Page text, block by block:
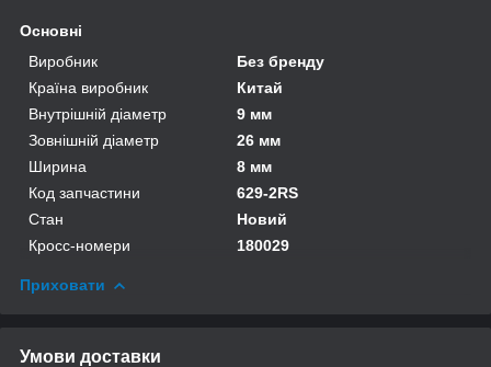
Основні
Виробник
Без бренду
Країна виробник
Китай
Внутрішній діаметр
9 мм
Зовнішній діаметр
26 мм
Ширина
8 мм
Код запчастини
629-2RS
Стан
Новий
Кросс-номери
180029
Приховати
Умови доставки